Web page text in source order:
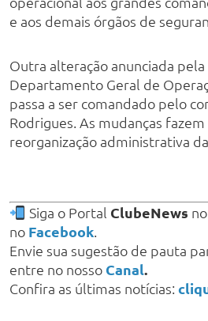
e aos demais órgãos de
Outra alteração anunciada
Departamento Geral de
passa a ser comandado pelo
Rodrigues. As mudanças
reorganização administrativa
Siga o Portal ClubeNews no
no Facebook.
Envie sua sugestão de pauta
entre no nosso Canal.
Confira as últimas notícias: